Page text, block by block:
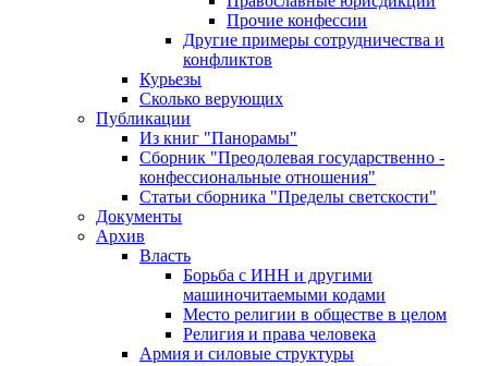
Прочие конфессии
Другие примеры сотрудничества и
конфликтов
Курьезы
Сколько верующих
Публикации
Из книг "Панорамы"
Сборник "Преодолевая государственно -
конфессиональные отношения"
Статьи сборника "Пределы светскости"
Документы
Архив
Власть
Борьба с ИНН и другими
машиночитаемыми кодами
Место религии в обществе в целом
Религия и права человека
Армия и силовые структуры